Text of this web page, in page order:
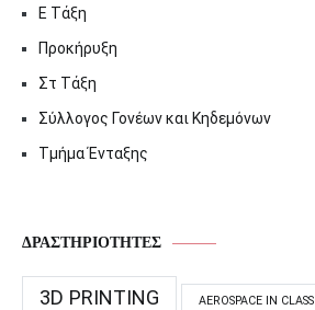
Ε Τάξη
Προκήρυξη
Στ Τάξη
Σύλλογος Γονέων και Κηδεμόνων
Τμήμα Ένταξης
ΔΡΑΣΤΗΡΙΌΤΗΤΕΣ
3D PRINTING AEROSPACE IN CLASS